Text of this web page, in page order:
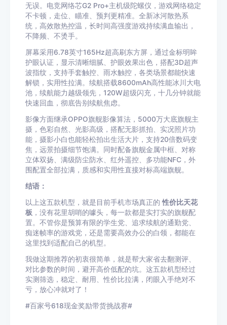
无误。电竞网络芯G2 Pro+主机级陀螺仪，游戏网络稳定
不卡顿，走位、瞄准、预判更精准。全新冰河散热系
统，高效散热控温，长时间高强度游戏持续满血输出，
不降频、不烫手。
屏幕采用6.78英寸165Hz超高刷东方屏，通过金标明眸
护眼认证，显示清晰细腻、护眼效果出色，搭配3D超声
波指纹，支持手套触控、雨水触控，各类场景都能快速
解锁，实用性拉满。续航搭载8600mAh高性能冰川大电
池，续航能力越级领先，120W超级闪充，十几分钟就能
快速回血，彻底告别续航焦虑。
影像方面继承OPPO旗舰影像算法，5000万大底旗舰主
摄，色彩自然、光影高级，搭配无影抓拍、实况照片功
能，摄影小白也能轻松拍出生活大片，支持20倍数码变
焦，远景拍摄细节饱满。同时配备旗舰金属中框、对称
立体双扬、满级防尘防水、红外遥控、多功能NFC，外
围配置全部拉满，质感和实用性直接对标高端旗舰。
结语：
以上这五款机型，就是目前手机市场真正的性价比天花
板 ，没有花里胡哨的噱头，每一款都是实打实的旗舰配
置。不管你是预算有限的学生党、追求续航的通勤党、
痴迷帧率的游戏党，还是需要高效办公的白领，都能在
这里找到适配自己的机型。
我做这期推荐的初衷很简单，就是帮大家省去翻测评、
对比参数的时间，避开高价低配的坑。这五款机型经过
实测筛选，稳定、耐用、性价比拉满，闭眼入手绝对不
亏，放心冲就对了！
#百家号618现金奖励带货挑战赛#